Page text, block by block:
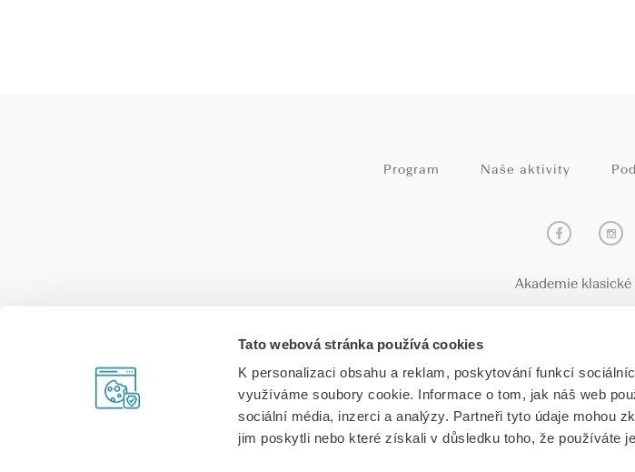
Tato webová stránka používá cookies
K personalizaci obsahu a reklam, poskytování funkcí
využíváme soubory cookie. Informace o tom, jak náš web
sociální média, inzerci a analýzy. Partneři tyto údaje mohou
jim poskytli nebo které získali v důsledku toho, že používáte
Program Naše aktivity
Akademie klasické
IČ: 26725347, DIČ: CZ26725347, zapsána v OR pod
Web od